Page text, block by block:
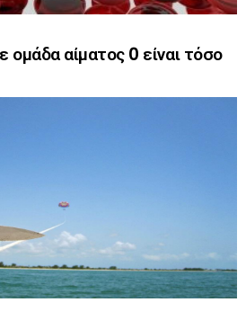
ομάδα αίματος 0 είναι τόσο